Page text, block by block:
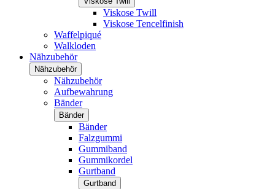
Viskose Twill
Viskose Tencelfinish
Waffelpiqué
Walkloden
Nähzubehör
Nähzubehör
Nähzubehör
Aufbewahrung
Bänder
Bänder
Bänder
Falzgummi
Gummiband
Gummikordel
Gurtband
Gurtband